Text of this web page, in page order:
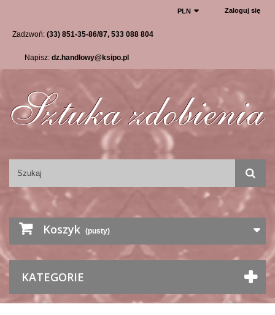
Zaloguj się
PLN
Zadzwoń: (33) 851-35-86/87, 533 088 804
Napisz: dz.handlowy@ksipo.pl
Koszyk (pusty)
KATEGORIE